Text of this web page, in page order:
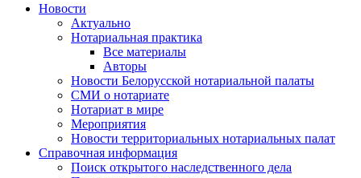
Новости
Актуально
Нотариальная практика
Все материалы
Авторы
Новости Белорусской нотариальной палаты
СМИ о нотариате
Нотариат в мире
Мероприятия
Новости территориальных нотариальных палат
Справочная информация
Поиск открытого наследственного дела